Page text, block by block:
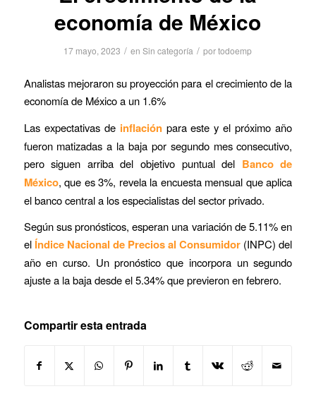
economía de México
17 mayo, 2023 / enSin categoría / portodoemp
Analistas mejoraron su proyección para el crecimiento de la
economía de México a un 1.6%
Las expectativas de inflaciónpara este y el próximo año
fueron matizadas a la baja por segundo mes consecutivo,
pero siguen arriba del objetivo puntual del Banco de
México, que es 3%, revela la encuesta mensual que aplica
el banco central a los especialistas del sector privado.
Según sus pronósticos, esperan una variación de 5.11% en
el Índice Nacional de Precios al Consumidor (INPC) del
año en curso. Un pronóstico que incorpora un segundo
ajuste a la baja desde el 5.34% que previeron en febrero.
Compartir esta entrada